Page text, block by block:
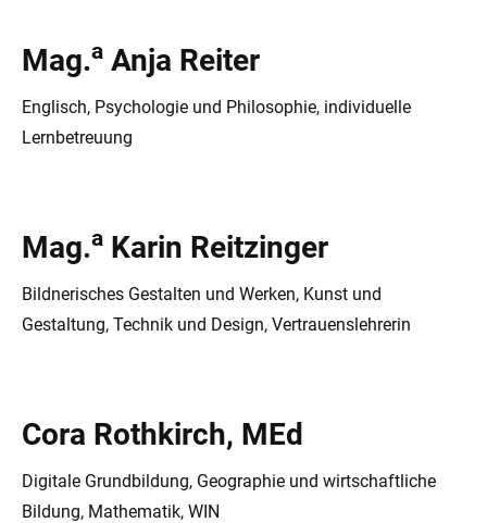
Mag.a Anja Reiter
Englisch, Psychologie und Philosophie, individuelle
Lernbetreuung
Mag.a Karin Reitzinger
Bildnerisches Gestalten und Werken, Kunst und
Gestaltung, Technik und Design, Vertrauenslehrerin
Cora Rothkirch, MEd
Digitale Grundbildung, Geographie und wirtschaftliche
Bildung, Mathematik, WIN